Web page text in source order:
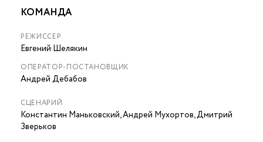
КОМАНДА
РЕЖИССЕР
Евгений Шелякин
ОПЕРАТОР-ПОСТАНОВЩИК
Андрей Дебабов
СЦЕНАРИЙ
Константин Маньковский, Андрей Мухортов, Дмитрий
Зверьков